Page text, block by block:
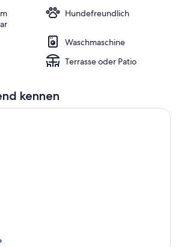
Hundefreundlich
Waschmaschine
Terrasse oder Patio
kennen